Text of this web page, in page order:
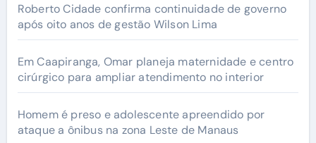
Roberto Cidade confirma continuidade de governo
após oito anos de gestão Wilson Lima
Em Caapiranga, Omar planeja maternidade e centro
cirúrgico para ampliar atendimento no interior
Homem é preso e adolescente apreendido por
ataque a ônibus na zona Leste de Manaus